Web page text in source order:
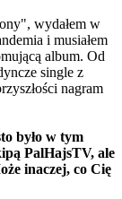
wydałem w
i musiałem
album. Od
single z
nagram
było w tym
PalHajsTV, ale
inaczej, co Cię